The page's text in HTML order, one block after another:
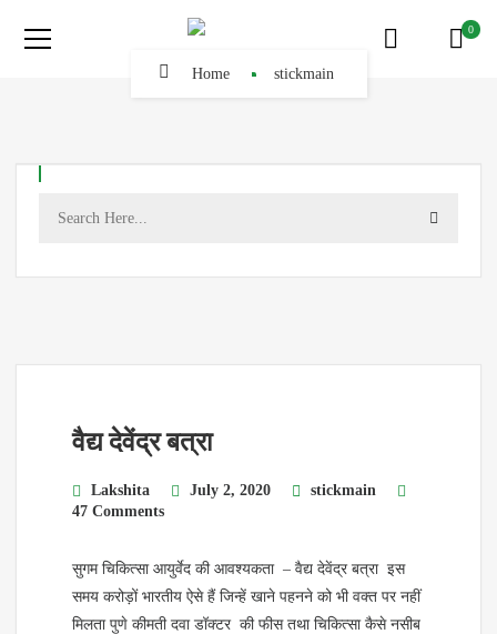
0
Home stickmain
वैद्य देवेंद्र बत्रा
Lakshita July 2, 2020
stickmain
47 Comments
सुगम चिकित्सा आयुर्वेद की आवश्यकता – वैद्य देवेंद्र बत्रा इस
समय करोड़ों भारतीय ऐसे हैं जिन्हें खाने पहनने को भी वक्त पर नहीं
मिलता पुणे कीमती दवा डॉक्टर की फीस तथा चिकित्सा कैसे नसीब